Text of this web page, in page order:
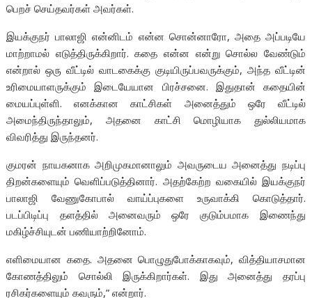
பெறச் செய்தவர்கள் அவர்கள்.
இயக்குநர் பாலாஜி என்னிடம் என்ன சொன்னாரோ, அதை அப்படியே
மாற்றாமல் எடுத்திருக்கிறார். கதை என்ன என்று சொல்ல வேண்டும்
என்றால் ஒரு வீட்டில் வாடகைக்கு குடியிருப்பவருக்கும், அந்த வீட்டின்
உரிமையாளருக்கும் இடையேயான பிரச்சனை. இதுதான் கதையின்
மையப்புள்ளி. எனக்கான காட்சிகள் அனைத்தும் ஒரே வீட்டில்
அமைந்திருந்தாலும், அதனை காட்சி மொழியாக துல்லியமாக
விவரித்து இருந்தனர்.
குமரன் நாயகனாக அறிமுகமானாலும் அவருடைய அனைத்து நடிப்பு
திறன்களையும் வெளிப்படுத்தினார். அதற்கேற்ற வகையில் இயக்குநர்
பாலாஜி வேணுகோபால் வாய்ப்புகளை உருவாக்கி கொடுத்தார்.
படப்பிடிப்பு தளத்தில் அனைவரும் ஒரே குடும்பமாக இணைந்து
மகிழ்ச்சியுடன் பணியாற்றினோம்.
எளிமையான கதை. அதனை பொழுதுபோக்காகவும், வித்தியாசமான
கோணத்திலும் சொல்லி இருக்கிறார்கள். இது அனைத்து தரப்பு
ரசிகர்களையும் கவரும்,” என்றார்.